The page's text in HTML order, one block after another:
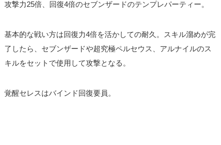
攻撃力25倍、回復4倍のセブンザードのテンプレパーティー。
基本的な戦い方は回復力4倍を活かしての耐久。スキル溜めが完
了したら、セブンザードや超究極ペルセウス、アルナイルのス
キルをセットで使用して攻撃となる。
覚醒セレスはバインド回復要員。